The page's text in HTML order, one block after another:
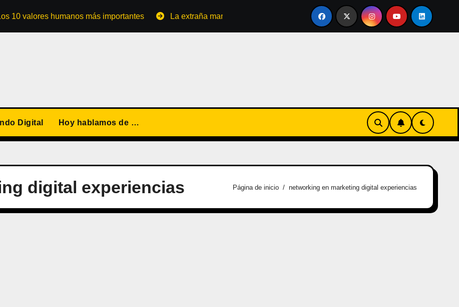
valores humanos más importantes La extraña manera de convertirse en familia El primer tour de la India Chiquitina
Digital Hoy hablamos de …
digital experiencias Página de inicio networking en marketing digital experiencias